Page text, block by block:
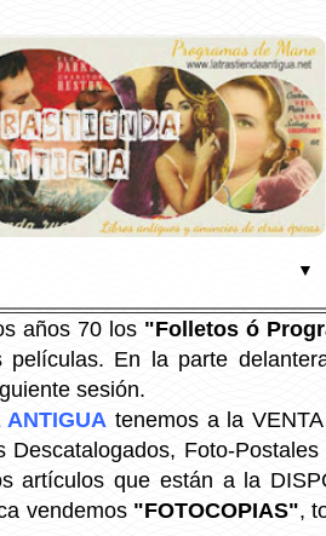
▼
años 70 los "Folletos ó
películas. En la parte
sesión.
ANTIGUA tenemos a la
Descatalogados, Foto-
artículos que están a la
vendemos "FOTOCOPIAS",